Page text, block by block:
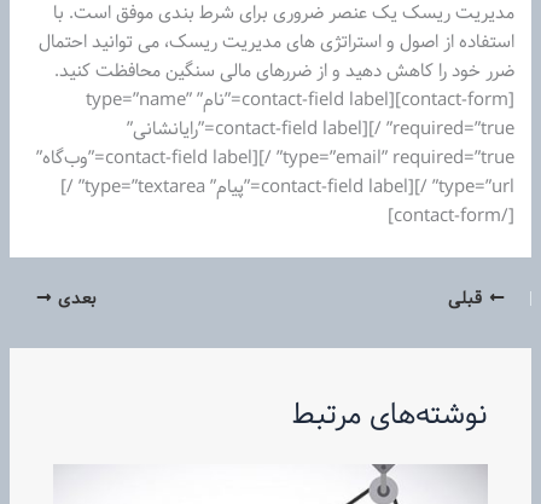
مدیریت ریسک یک عنصر ضروری برای شرط بندی موفق است. با
استفاده از اصول و استراتژی های مدیریت ریسک، می توانید احتمال
ضرر خود را کاهش دهید و از ضررهای مالی سنگین محافظت کنید.
[contact-form][contact-field label=”نام” type=”name”
required=”true” /][contact-field label=”رایانشانی”
type=”email” required=”true” /][contact-field label=”وب‌گاه”
type=”url” /][contact-field label=”پیام” type=”textarea” /]
[/contact-form]
قبلی بعدی
نوشته‌های مرتبط